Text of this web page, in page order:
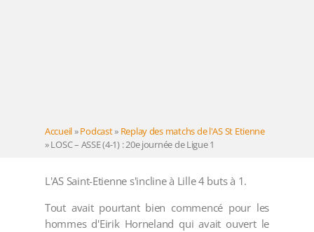
Accueil»Podcast» Replay des matchs de l'AS St Etienne
»LOSC – ASSE (4-1) : 20e journée de Ligue 1
L'AS Saint-Etienne s'incline à Lille 4 buts à 1.
Tout avait pourtant bien commencé pour les
hommes d'Eirik Horneland qui avait ouvert le